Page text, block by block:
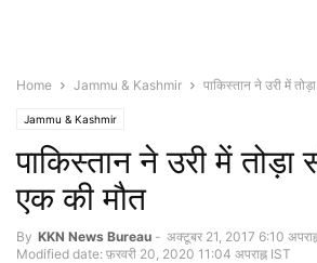
Home Jammu & Kashmir पाकिस्तान ने उरी में
Jammu & Kashmir
पाकिस्तान ने उरी में तोड़ा
एक की मौत
By KKN News Bureau - अक्टूबर 21, 2017 6:10
Modified date: फ़रवरी 20, 2020 11:04 अपराह्न IST